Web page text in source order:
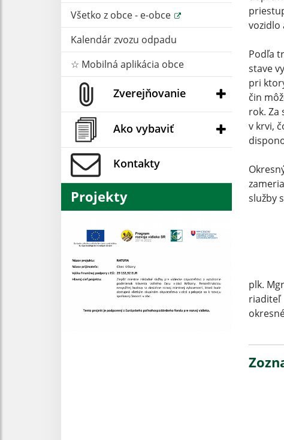
Všetko z obce - e-obce
Kalendár zvozu odpadu
☆ Mobilná aplikácia obce
Zverejňovanie
Ako vybaviť
Kontakty
Projekty
vozidlo
Podľa
stave
pri
čin
rok. Za
v krvi,
služby
plk.
riaditeľ